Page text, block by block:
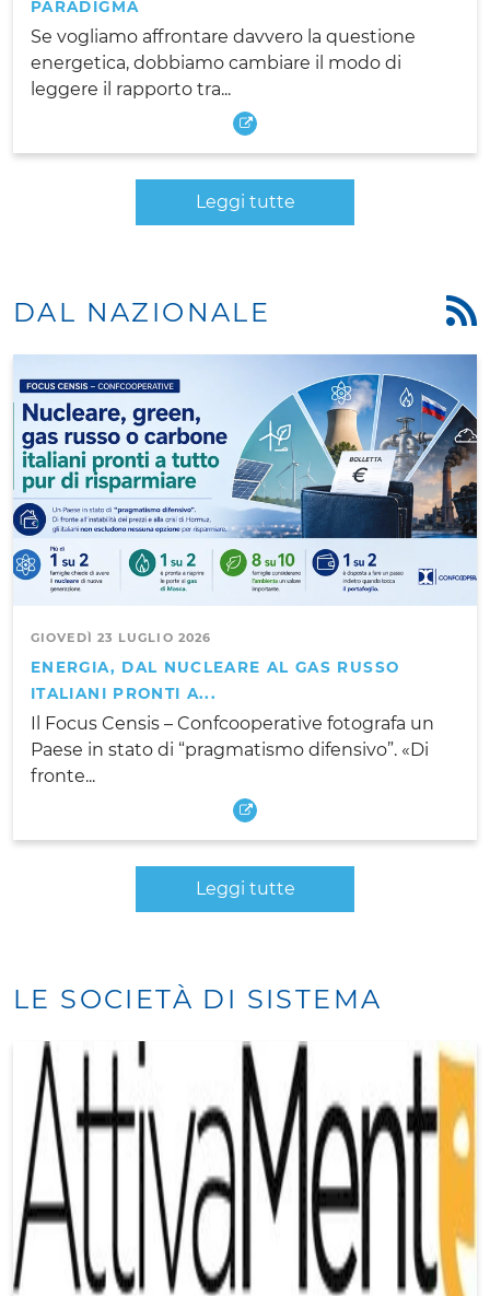
PARADIGMA
Se vogliamo affrontare davvero la questione
energetica, dobbiamo cambiare il modo di
leggere il rapporto tra...
Leggi tutte
DAL NAZIONALE
GIOVEDÌ 23 LUGLIO 2026
ENERGIA, DAL NUCLEARE AL GAS RUSSO
ITALIANI PRONTI A...
Il Focus Censis – Confcooperative fotografa un
Paese in stato di “pragmatismo difensivo”. «Di
fronte...
Leggi tutte
LE SOCIETÀ DI SISTEMA